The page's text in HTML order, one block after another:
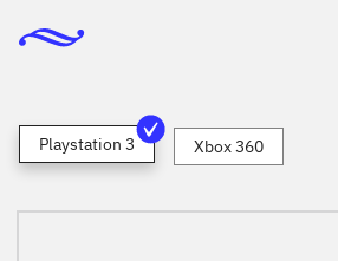
Playstation 3 Xbox 360